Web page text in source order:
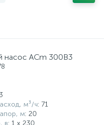
насос ACm 300B3
м³/ч: 71
м: 20
в: 1 x 230